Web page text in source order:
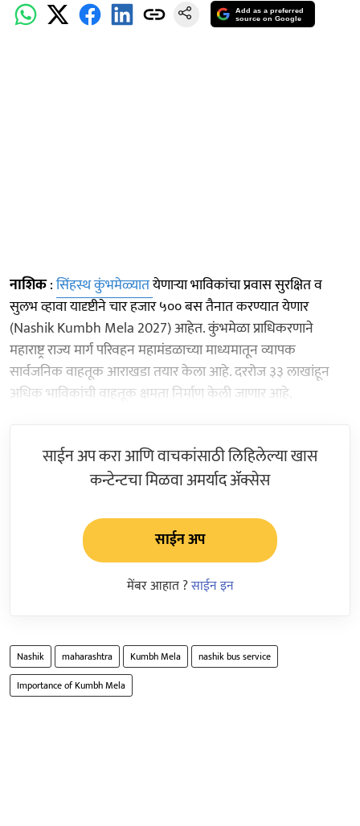
Add as a preferred
source on Google
नाशिक:सिंहस्थ कुंभमेळ्यातयेणाऱ्या भाविकांचा प्रवास सुरक्षित व
सुलभ व्हावा यादृष्टीने चार हजार ५०० बस तैनात करण्यात येणार
(Nashik Kumbh Mela 2027) आहेत. कुंभमेळा प्राधिकरणाने
महाराष्ट्र राज्य मार्ग परिवहन महामंडळाच्या माध्यमातून व्यापक
सार्वजनिक वाहतूक आराखडा तयार केला आहे. दररोज ३३ लाखांहून
अधिक भाविकांची वाहतूक क्षमता निर्माण केली जाणार आहे.
साईन अप करा आणि वाचकांसाठी लिहिलेल्या खास
कन्टेन्टचा मिळवा अमर्याद ॲक्सेस
साईन अप
मेंबर आहात ?साईन इन
Nashik maharashtra Kumbh Mela
nashik bus service
Importance of Kumbh Mela